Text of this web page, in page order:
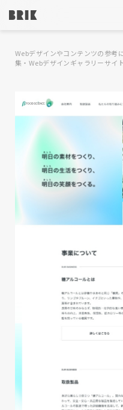
Webデザインやコンテンツの参考
集・Webデザインギャラリーサイト